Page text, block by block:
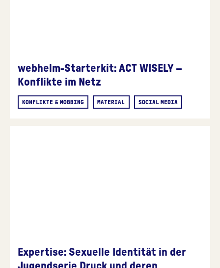
webhelm-Starterkit: ACT WISELY –
Konflikte im Netz
KONFLIKTE & MOBBING MATERIAL SOCIAL MEDIA
Expertise: Sexuelle Identität in der
Jugendserie Druck und deren